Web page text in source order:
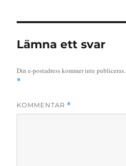
Lämna ett svar
Din e-postadress kommer inte publiceras.
*
KOMMENTAR *